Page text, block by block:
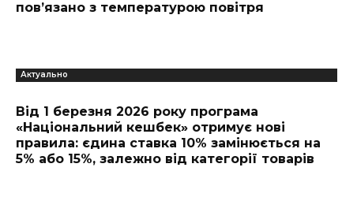
пов’язано з температурою повітря
Актуально
Від 1 березня 2026 року програма
«Національний кешбек» отримує нові
правила: єдина ставка 10% замінюється на
5% або 15%, залежно від категорії товарів